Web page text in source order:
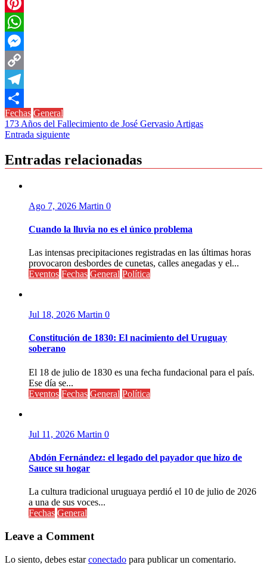
Twitter
Pinterest
WhatsApp
Messenger
Copy
Link
Telegram
Compartir
Fechas General
Navegación
de
entradas
173 Años del Fallecimiento de José Gervasio Artigas
Entrada siguiente
Entradas relacionadas
Ago 7, 2026 Martin 0
Cuando la lluvia no es el único problema
Las intensas precipitaciones registradas en las últimas horas
provocaron desbordes de cunetas, calles anegadas y el...
Eventos Fechas General Política
Jul 18, 2026 Martin 0
Constitución de 1830: El nacimiento del Uruguay
soberano
El 18 de julio de 1830 es una fecha fundacional para el país.
Ese día se...
Eventos Fechas General Política
Jul 11, 2026 Martin 0
Abdón Fernández: el legado del payador que hizo de
Sauce su hogar
La cultura tradicional uruguaya perdió el 10 de julio de 2026
a una de sus voces...
Fechas General
Leave a Comment
Lo siento, debes estarconectado para publicar un comentario.